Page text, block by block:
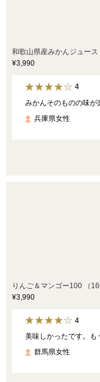
和歌山県産みかんジュース
¥3,990
4
みかんそのものの味が
兵庫県女性
りんご＆マンゴー100 （
¥3,990
4
美味しかったです。も
群馬県女性